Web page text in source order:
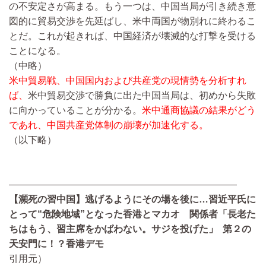
の不安定さが高まる。もう一つは、中国当局が引き続き意
図的に貿易交渉を先延ばし、米中両国が物別れに終わるこ
とだ。これが起きれば、中国経済が壊滅的な打撃を受ける
ことになる。
（中略）
米中貿易戦、中国国内および共産党の現情勢を分析すれ
ば、 米中貿易交渉で勝負に出た中国当局は、初めから失敗
に向かっていることが分かる。 米中通商協議の結果がどう
であれ、中国共産党体制の崩壊が加速化する。
（以下略）
————————————————————————
【瀕死の習中国】逃げるようにその場を後に…習近平氏に
とって“危険地域”となった香港とマカオ 関係者「長老た
ちはもう、習主席をかばわない。サジを投げた」 第２の
天安門に！？香港デモ
引用元）